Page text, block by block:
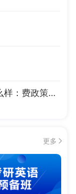
美国纽约大学格罗斯曼医学院怎么样：费政策、录取要求与申请指南
更多